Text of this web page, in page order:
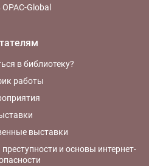
Global
в библиотеку?
работы
выставки
и основы интернет-